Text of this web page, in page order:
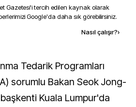
Gazetesi'i tercih edilen kaynak olarak
Google'da daha sık görebilirsiniz.
Nasıl çalışır?›
sorumlu Bakan Seok Jong-
Kuala Lumpur'da